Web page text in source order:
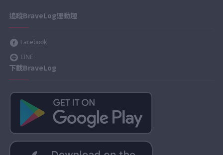
追蹤BraveLog運動趣
Facebook
LINE
下載BraveLog